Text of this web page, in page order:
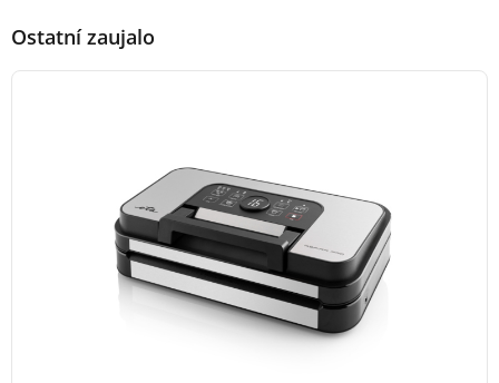
Ostatní zaujalo